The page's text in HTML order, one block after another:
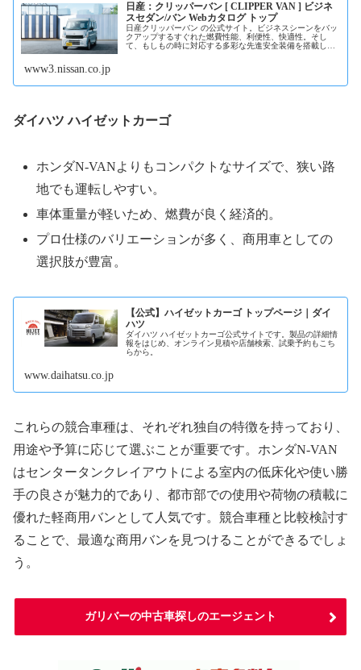
日産：クリッパーバン [ CLIPPER VAN ] ビジネ
スセダン/バン Webカタログ トップ
日産クリッパーバン の公式サイト。ビジネスシーンをバッ
クアップするすぐれた燃費性能、利便性、快適性。そし
て、もしもの時に対応する多彩な先進安全装備を搭載し、
www3.nissan.co.jp
ダイハツ ハイゼットカーゴ
ホンダN-VANよりもコンパクトなサイズで、狭い路
地でも運転しやすい。
車体重量が軽いため、燃費が良く経済的。
プロ仕様のバリエーションが多く、商用車としての
選択肢が豊富。
【公式】ハイゼットカーゴ トップページ｜ダイ
ハツ
ダイハツ ハイゼットカーゴ公式サイトです。製品の詳細情
報をはじめ、オンライン見積や店舗検索、試乗予約もこち
らから。
www.daihatsu.co.jp
これらの競合車種は、それぞれ独自の特徴を持っており、
用途や予算に応じて選ぶことが重要です。ホンダN-VAN
はセンタータンクレイアウトによる室内の低床化や使い勝
手の良さが魅力的であり、都市部での使用や荷物の積載に
優れた軽商用バンとして人気です。競合車種と比較検討す
ることで、最適な商用バンを見つけることができるでしょ
う。
ガリバーの中古車探しのエージェント